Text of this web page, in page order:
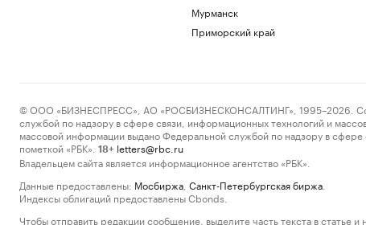
Мурманск
Приморский край
© ООО «БИЗНЕСПРЕСС», АО «РОСБИЗНЕСКОНСАЛТИНГ», 1995–2026.
службой по надзору в сфере связи, информационных технологий и
массовой информации выдано Федеральной службой по надзору в
пометкой «РБК».
18+ letters@rbc.ru
Владельцем сайта является информационное агентство «РБК».
Данные предоставлены: Мосбиржа Санкт-Петербургская биржа
Индексы облигаций предоставлены Cbonds.
Чтобы отправить редакции сообщение, выделите часть текста в статье и